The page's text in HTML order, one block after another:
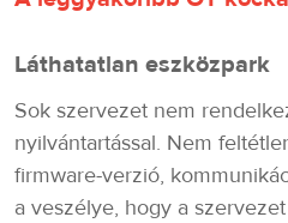
Láthatatlan eszközpark
Sok szervezet nem
nyilvántartással. Nem
firmware-verzió,
a veszélye, hogy a